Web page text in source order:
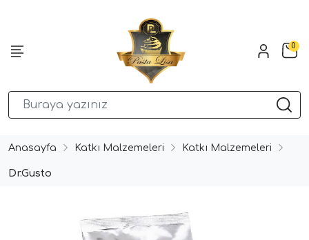
0
Anasayfa Katkı Malzemeleri Katkı Malzemeleri
Dr.Gusto